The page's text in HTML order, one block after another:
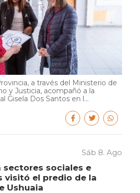
a través del Ministerio de
y Justicia, acompañó a la
Gisela Dos Santos en l...
Sáb 8. Ago
sectores sociales e
visitó el predio de la
Ushuaia